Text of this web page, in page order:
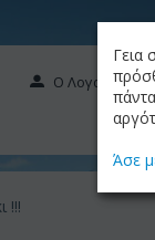
Ο
!!!
Γεια
Άσε